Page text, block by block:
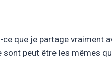
que je partage vraiment
peut être les mêmes